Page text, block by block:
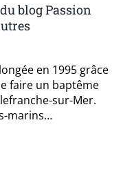
blog Passion
en 1995 grâce
faire un baptême
sur-Mer.
marins…